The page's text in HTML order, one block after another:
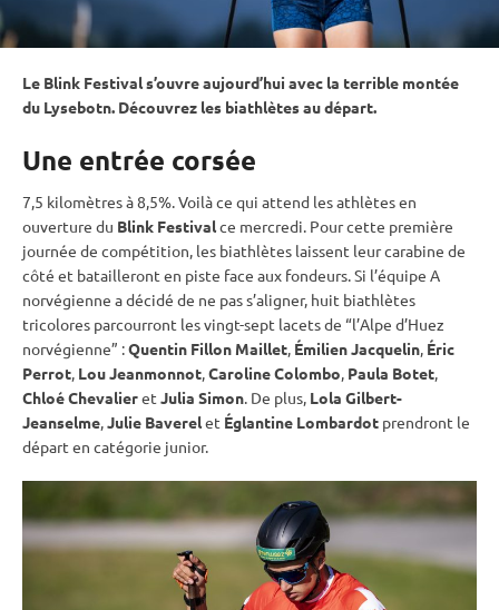
Le Blink Festival s’ouvre aujourd’hui avec la terrible montée
du Lysebotn. Découvrez les biathlètes au départ.
Une entrée corsée
7,5 kilomètres à 8,5%. Voilà ce qui attend les athlètes en
ouverture du Blink Festivalce mercredi. Pour cette première
journée de compétition, les biathlètes laissent leurcarabine de
côté et batailleront en piste face aux fondeurs. Si l’équipe A
norvégienne a décidé de ne pas s’aligner, huit biathlètes
tricolores parcourront les vingt-sept lacets de “l’Alpe d’Huez
norvégienne” :Quentin Fillon Maillet, Émilien Jacquelin, Éric
Perrot, Lou Jeanmonnot,Caroline Colombo, Paula Botet,
Chloé Chevalieret Julia Simon. De plus, Lola Gilbert-
Jeanselme,Julie Baverelet Églantine Lombardot prendront le
départ en catégorie junior.